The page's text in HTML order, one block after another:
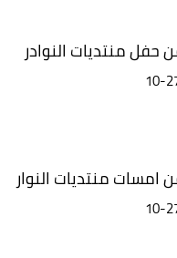
حفل منتديات النوادر
10-
امسات منتديات النوار
10-